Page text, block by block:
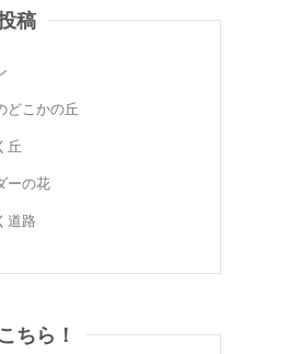
稿
どこかの丘
丘
ーの花
道路
ちら！